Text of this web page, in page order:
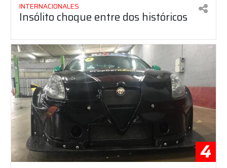
INTERNACIONALES
Insólito choque entre dos históricos
4